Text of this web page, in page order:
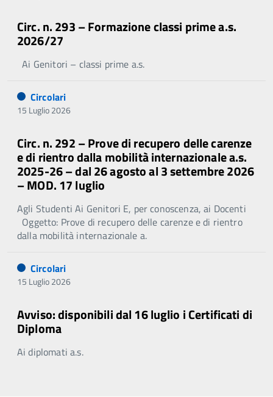
Circ. n. 293 – Formazione classi prime a.s.
2026/27
Ai Genitori – classi prime a.s.
Circolari
15 Luglio 2026
Circ. n. 292 – Prove di recupero delle carenze
e di rientro dalla mobilità internazionale a.s.
2025-26 – dal 26 agosto al 3 settembre 2026
– MOD. 17 luglio
Agli Studenti Ai Genitori E, per conoscenza, ai Docenti
Oggetto: Prove di recupero delle carenze e di rientro
dalla mobilità internazionale a.
Circolari
15 Luglio 2026
Avviso: disponibili dal 16 luglio i Certificati di
Diploma
Ai diplomati a.s.